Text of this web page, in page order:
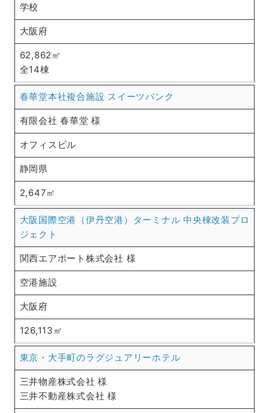
学校
大阪府
62,862㎡
全14棟
春華堂本社複合施設 スイーツバンク
有限会社 春華堂 様
オフィスビル
静岡県
2,647㎡
大阪国際空港（伊丹空港）ターミナル 中央棟改装プロ
ジェクト
関西エアポート株式会社 様
空港施設
大阪府
126,113㎡
東京・大手町のラグジュアリーホテル
三井物産株式会社 様
三井不動産株式会社 様